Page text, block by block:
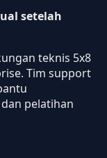
setelah
teknis 5x8
Tim support
pelatihan